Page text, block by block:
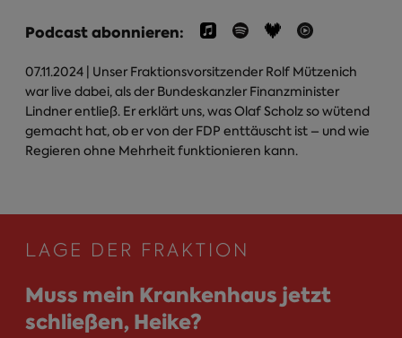
Podcast abonnieren:
07.11.2024 | Unser Fraktionsvorsitzender Rolf Mützenich
war live dabei, als der Bundeskanzler Finanzminister
Lindner entließ. Er erklärt uns, was Olaf Scholz so wütend
gemacht hat, ob er von der FDP enttäuscht ist – und wie
Regieren ohne Mehrheit funktionieren kann.
LAGE DER FRAKTION
Muss mein Krankenhaus jetzt
schließen, Heike?